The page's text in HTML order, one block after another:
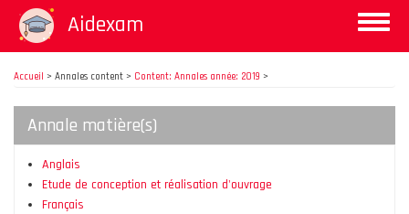
Aller
contenu
principal
Toggle
Aidexam
Accueil > Annales content > Content: Annales année: 2019 >
Annale matière(s)
Anglais
Etude de conception et réalisation d'ouvrage
Français